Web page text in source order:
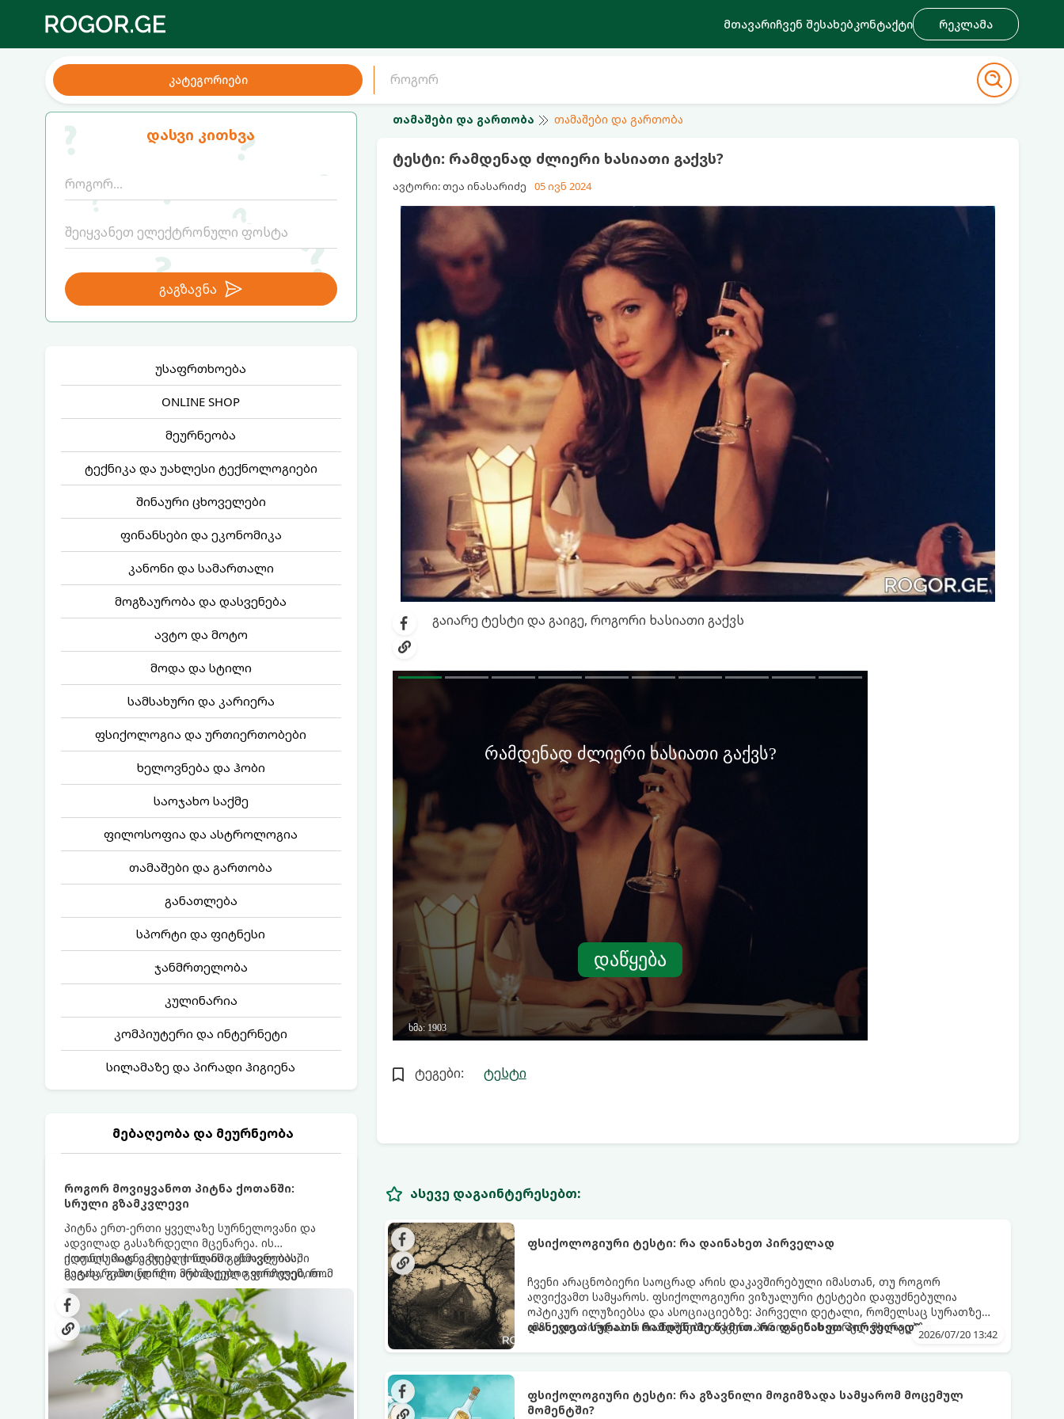
მთავარიჩვენ შესახებკონტაქტი რეკლამა
კატეგორიები
დასვი კითხვა
გაგზავნა
უსაფრთხოება
ONLINE SHOP
მეურნეობა
ტექნიკა და უახლესი ტექნოლოგიები
შინაური ცხოველები
ფინანსები და ეკონომიკა
კანონი და სამართალი
მოგზაურობა და დასვენება
ავტო და მოტო
მოდა და სტილი
სამსახური და კარიერა
ფსიქოლოგია და ურთიერთობები
ხელოვნება და ჰობი
საოჯახო საქმე
ფილოსოფია და ასტროლოგია
თამაშები და გართობა
განათლება
სპორტი და ფიტნესი
ჯანმრთელობა
კულინარია
კომპიუტერი და ინტერნეტი
სილამაზე და პირადი ჰიგიენა
მებაღეობა და მეურნეობა
როგორ მოვიყვანოთ პიტნა ქოთანში:
სრული გზამკვლევი
პიტნა ერთ-ერთი ყველაზე სურნელოვანი და
ადვილად გასაზრდელი მცენარეა. ის
იდეალურად ეგუება ქოთანში ცხოვრებას,
მეტიც, გამოცდილი მებაღეები გვირჩევენ, რომ
პიტნა მხოლოდ ქოთანში მოვიყვანოთ, რადგან
ღია გრუნტში (ბაღში) დარგვისას ის ფესვებით
ძალიან სწრაფად ვრცელდება და სხვა
მცენარეებს ავიწროებს.
ქოთნის პიტნა მთელი წლის განმავლობაში
გაგახარებთ ნორჩი, არომატული ფოთლებით
ჩაის, ლიმონათისა თუ კერძებისთვის.
თამაშები და გართობა თამაშები და გართობა
ტესტი: რამდენად ძლიერი ხასიათი გაქვს?
ავტორი: თეა ინასარიძე 05 ივნ 2024
გაიარე ტესტი და გაიგე, როგორი ხასიათი გაქვს
ტეგები: ტესტი
ასევე დაგაინტერესებთ:
ფსიქოლოგიური ტესტი: რა დაინახეთ პირველად
ჩვენი არაცნობიერი საოცრად არის დაკავშირებული იმასთან, თუ როგორ
აღვიქვამთ სამყაროს. ფსიქოლოგიური ვიზუალური ტესტები დაფუძნებულია
ოპტიკურ ილუზიებსა და ასოციაციებზე: პირველი დეტალი, რომელსაც სურათზე
ამჩნევთ, პირდაპირ მიანიშნებს თქვენი პიროვნების ფარულ მხარეებზე,
დახედეთ სურათს რამდენიმე წამით. რა დაინახეთ პირველად?2026/07/20 13:42
ფსიქოლოგიური ტესტი: რა გზავნილი მოგიმზადა სამყარომ მოცემულ
მომენტში?